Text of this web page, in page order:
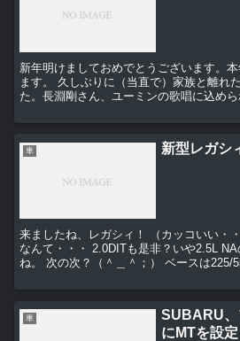
新年明けましておめでとうございます。
ます。 久しぶりに（当直で）家族と離れた大晦日の夜となりまし
た。長淵剛さん、ユーミンの歌唱に込めら
車 新型レガシ
来ましたね、レガシィ！ （カッコいい・・・） こんなスバルが出る
なんて・・・ 2.0DITも是非？いや2.5L NAの方が合ってるでしょうか
ね。 次の次？（＾＿＾；） ベースは225/55-17インチですか・・・
車
SUBARU、
にMTを設定